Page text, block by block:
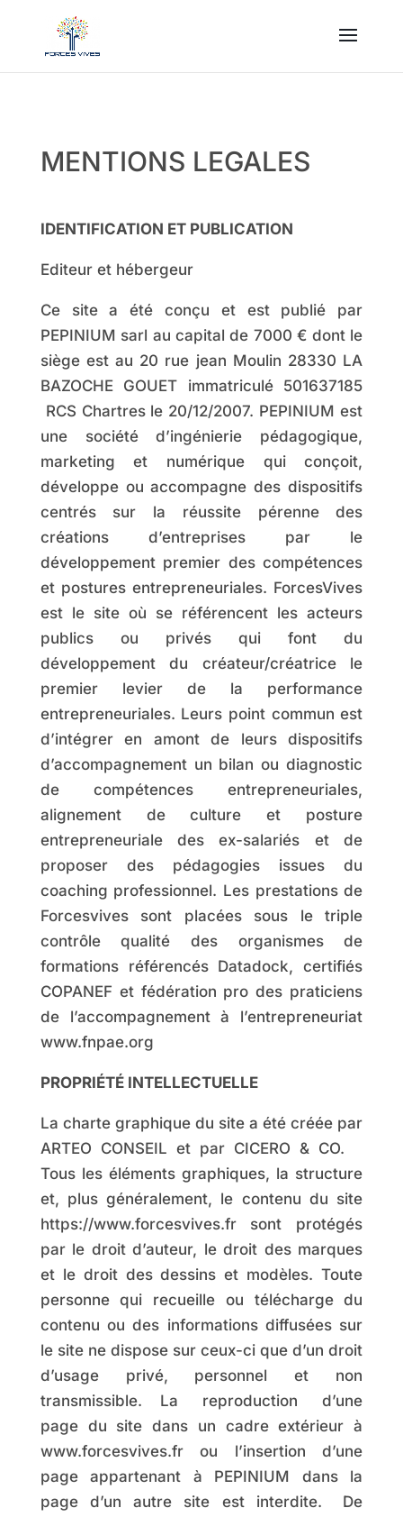
MENTIONS LEGALES
IDENTIFICATION ET PUBLICATION
Editeur et hébergeur
Ce site a été conçu et est publié par
PEPINIUM sarl au capital de 7000 € dont le
siège est au 20 rue jean Moulin 28330 LA
BAZOCHE GOUET immatriculé 501637185
RCS Chartres le 20/12/2007. PEPINIUMest
une société d’ingénierie pédagogique,
marketing et numérique qui conçoit,
développe ou accompagne des dispositifs
centrés sur la réussite pérenne des
créations d’entreprises par le
développement premier des compétences
et postures entrepreneuriales. ForcesVives
est le site où se référencent les acteurs
publics ou privés qui font du
développement du créateur/créatrice le
premier levier de la performance
entrepreneuriales. Leurs point commun est
d’intégrer en amont de leurs dispositifs
d’accompagnement un bilan ou diagnostic
de compétences entrepreneuriales,
alignement de culture et posture
entrepreneuriale des ex-salariés et de
proposer des pédagogies issues du
coaching professionnel. Les prestations de
Forcesvives sont placées sous le triple
contrôle qualité des organismes de
formations référencés Datadock, certifiés
COPANEF et fédération pro des praticiens
de l’accompagnement à l’entrepreneuriat
www.fnpae.org
PROPRIÉTÉ INTELLECTUELLE
La charte graphique du site a été créée par
ARTEO CONSEIL et par CICERO & CO.
Tous les éléments graphiques, la structure
et, plus généralement, le contenu du site
https://www.forcesvives.fr sont protégés
par le droit d’auteur, le droit des marques
et le droit des dessins et modèles. Toute
personne qui recueille ou télécharge du
contenu ou des informations diffusées sur
le site ne dispose sur ceux-ci que d’un droit
d’usage privé, personnel et non
transmissible. La reproduction d’une
page du site dans un cadre extérieur à
www.forcesvives.fr ou l’insertion d’une
page appartenant à PEPINIUM dans la
page d’un autre site est interdite. De